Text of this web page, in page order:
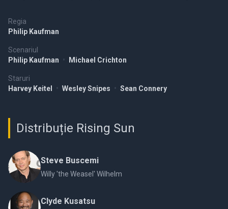
Regia
Philip Kaufman
Scenariul
Philip Kaufman • Michael Crichton
Staruri
Harvey Keitel
• Wesley Snipes • Sean Connery
Distribuție Rising Sun
Steve Buscemi
Willy 'the Weasel' Wilhelm
Clyde Kusatsu